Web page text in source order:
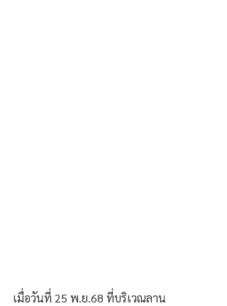
เมื่อวันที่ 25 พ.ย.68 ที่บริเวณลาน